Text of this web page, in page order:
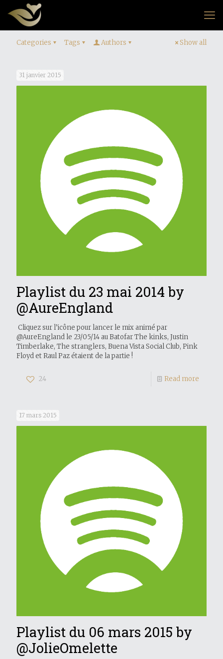
Categories Tags Authors Show all
31 janvier 2015
Playlist du 23 mai 2014 by
@AureEngland
Cliquez sur l’icône pour lancer le mix animé par
@AureEngland le 23/05/14 au Batofar The kinks, Justin
Timberlake, The stranglers, Buena Vista Social Club, Pink
Floyd et Raul Paz étaient de la partie !
24 Read more
17 mars 2015
Playlist du 06 mars 2015 by
@JolieOmelette